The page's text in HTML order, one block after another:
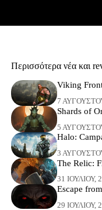
Περισσότερα νέα και
Viking
7
Shards of
5
Halo:
3
The Relic:
31 ΙΟΥΛΊΟΥ,
Escape
29 ΙΟΥΛΊΟΥ,